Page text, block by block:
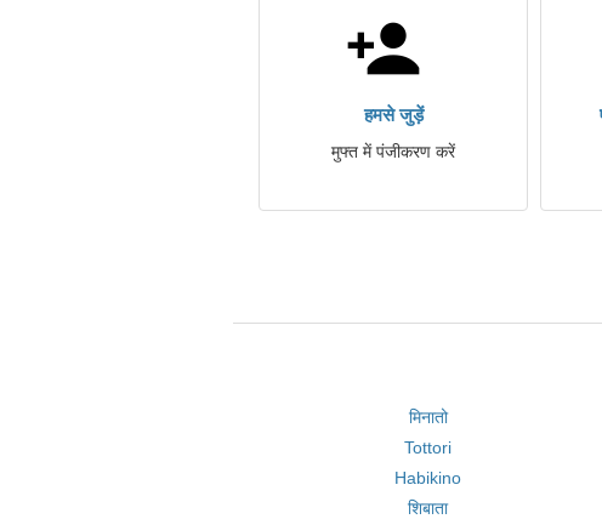
हमसे जुड़ें
मुफ्त में पंजीकरण करें
मिनातो
Tottori
Habikino
शिबाता